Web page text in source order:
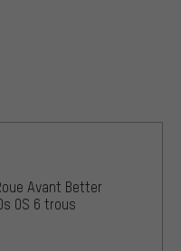
Avant Better
OS 6 trous